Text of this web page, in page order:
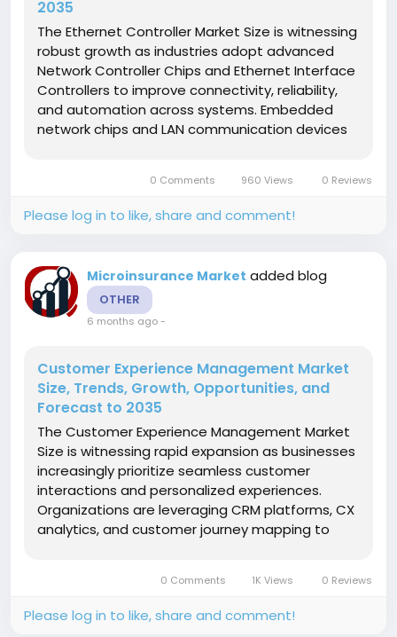
2035
The Ethernet Controller Market Size is witnessing
robust growth as industries adopt advanced
Network Controller Chips and Ethernet Interface
Controllers to improve connectivity, reliability,
and automation across systems. Embedded
network chips and LAN communication devices
for high-performance and...
0 Comments 960 Views 0 Reviews
Please log in to like, share and comment!
Microinsurance Market added blog
OTHER
6 months ago-
Customer Experience Management Market
Size, Trends, Growth, Opportunities, and
Forecast to 2035
The Customer Experience Management Market
Size is witnessing rapid expansion as businesses
increasingly prioritize seamless customer
interactions and personalized experiences.
Organizations are leveraging CRM platforms, CX
analytics, and customer journey mapping to
feedback tools and omnichannel engagement...
0 Comments 1K Views 0 Reviews
Please log in to like, share and comment!